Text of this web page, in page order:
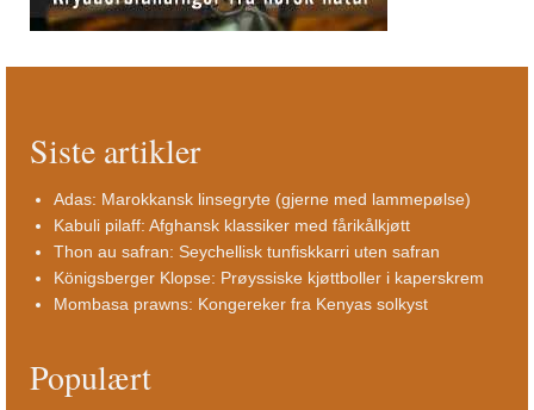
Siste artikler
Adas: Marokkansk linsegryte (gjerne med lammepølse)
Kabuli pilaff: Afghansk klassiker med fårikålkjøtt
Thon au safran: Seychellisk tunfiskkarri uten safran
Königsberger Klopse: Prøyssiske kjøttboller i kaperskrem
Mombasa prawns: Kongereker fra Kenyas solkyst
Populært